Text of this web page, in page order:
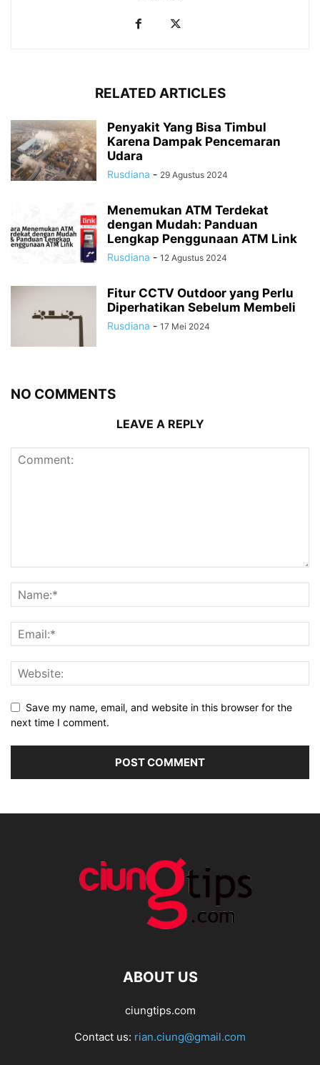
RELATED ARTICLES
Penyakit Yang Bisa Timbul
Karena Dampak Pencemaran
Udara
Rusdiana - 29 Agustus 2024
Menemukan ATM Terdekat
dengan Mudah: Panduan
Lengkap Penggunaan ATM Link
Rusdiana - 12 Agustus 2024
Fitur CCTV Outdoor yang Perlu
Diperhatikan Sebelum Membeli
Rusdiana - 17 Mei 2024
NO COMMENTS
LEAVE A REPLY
Save my name, email, and website in this browser for the
next time I comment.
ABOUT US
ciungtips.com
Contact us: rian.ciung@gmail.com